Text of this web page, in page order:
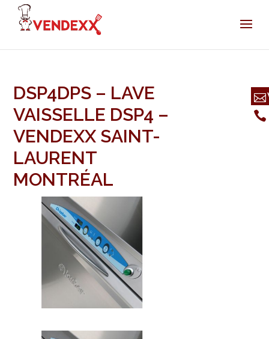
DSP4DPS – LAVE
VAISSELLE DSP4 –
VENDEXX SAINT-
LAURENT
MONTRÉAL